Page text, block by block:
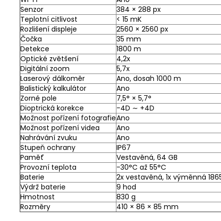
Senzor
384 × 288 px
Teplotní citlivost
< 15 mK
Rozlišení displeje
2560 × 2560 px
Čočka
35 mm
Detekce
1800 m
Optické zvětšení
4,2x
Digitální zoom
5,7x
Laserový dálkoměr
Ano, dosah 1000 m
Balistický kalkulátor
Ano
Zorné pole
7,5° × 5,7°
Dioptrická korekce
-4D ∼ +4D
Možnost pořízení fotografieAno
Možnost pořízení videa
Ano
Nahrávání zvuku
Ano
Stupeň ochrany
IP67
Paměť
Vestavěná, 64 GB
Provozní teplota
-30°C až 55°C
Baterie
2x vestavěná, 1x výměnná
Výdrž baterie
9 hod
Hmotnost
830 g
Rozměry
410 × 86 × 85 mm